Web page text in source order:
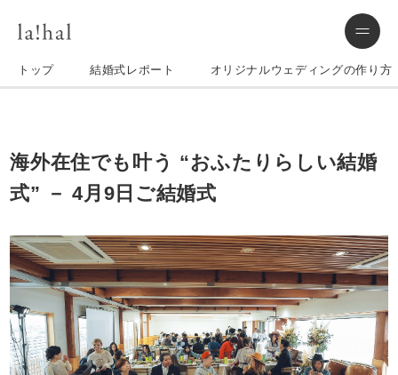
トップ 結婚式レポート オリジナルウェディングの作り方
海外在住でも叶う “おふたりらしい結婚
式” － 4月9日ご結婚式